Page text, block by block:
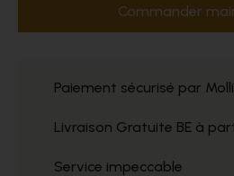
Commander
Paiement sécurisé par
Livraison Gratuite BE à
Service impeccable